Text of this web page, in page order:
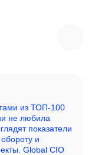
из ТОП-100
не любила
показатели
и
Global CIO